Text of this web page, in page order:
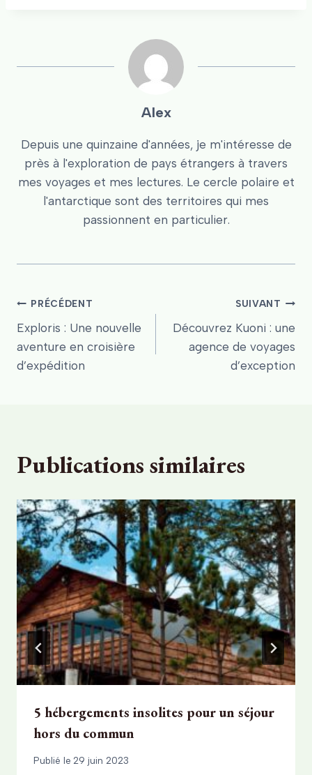
Alex
Depuis une quinzaine d'années, je m'intéresse de
près à l'exploration de pays étrangers à travers
mes voyages et mes lectures. Le cercle polaire et
l'antarctique sont des territoires qui mes
passionnent en particulier.
Navigation
de
l’article
PRÉCÉDENT
Exploris : Une nouvelle
aventure en croisière
d’expédition
SUIVANT
Découvrez Kuoni : une
agence de voyages
d’exception
Publications similaires
5 hébergements insolites pour un séjour
hors du commun
Publié le 29 juin 2023